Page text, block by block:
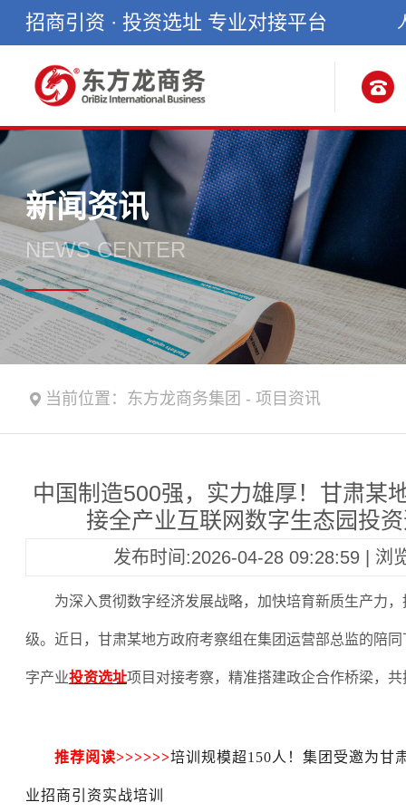
招商引资 · 投资选址 专业对接平台
新闻资讯
NEWS CENTER
当前位置： 东方龙商务集团 - 项目资讯
中国制造500强，实力雄厚！甘肃某
接全产业互联网数字生态园投
发布时间:2026-04-28 09:28:59 | 浏
为深入贯彻数字经济发展战略，加快培育新质生产力，
级。近日，甘肃某地方政府考察组在集团运营部总监的陪
字产业投资选址项目对接考察，精准搭建政企合作桥梁，
推荐阅读>>>>>>培训规模超150人！集团受邀为甘
业招商引资实战培训